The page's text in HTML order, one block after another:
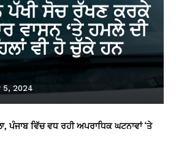
ਪੱਖੀ ਸੋਚ ਰੱਖਣ ਕਰਕੇ
ਵਾਸਨ ‘ਤੇ ਹਮਲੇ ਦੀ
ਵੀ ਹੋ ਚੁੱਕੇ ਹਨ
5, 2024
ਪੰਜਾਬ ਵਿੱਚ ਵਧ ਰਹੀ ਅਪਰਾਧਿਕ ਘਟਨਾਵਾਂ ‘ਤੇ